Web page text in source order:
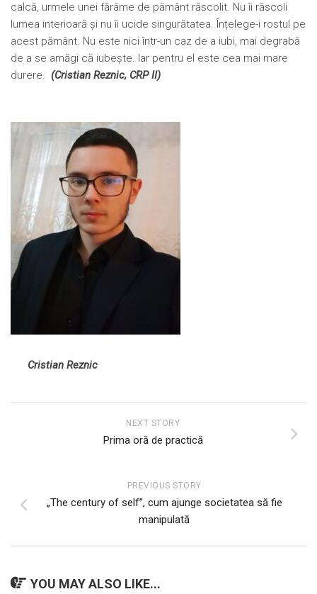
calcă, urmele unei fărâme de pământ răscolit. Nu îi răscoli
lumea interioară și nu îi ucide singurătatea. Înțelege-i rostul pe
acest pământ. Nu este nici într-un caz de a iubi, mai degrabă
de a se amăgi că iubește. Iar pentru el este cea mai mare
durere. (Cristian Reznic, CRP II)
Cristian Reznic
NEXT STORY
Prima oră de practică
PREVIOUS STORY
„The century of self”, cum ajunge societatea să fie
manipulată
YOU MAY ALSO LIKE...